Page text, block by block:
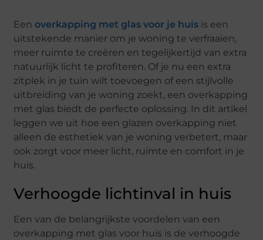
Eenoverkapping met glas voor je huis is een
uitstekende manier om je woning te verfraaien,
meer ruimte te creëren en tegelijkertijd van extra
natuurlijk licht te profiteren. Of je nu een extra
zitplek in je tuin wilt toevoegen of een stijlvolle
uitbreiding van je woning zoekt, een overkapping
met glas biedt de perfecte oplossing. In dit artikel
leggen we uit hoe een glazen overkapping niet
alleen de esthetiek van je woning verbetert, maar
ook zorgt voor meer licht, ruimte en comfort in je
huis.
Verhoogde lichtinval in huis
Een van de belangrijkste voordelen van een
overkapping met glas voor huis is de verhoogde